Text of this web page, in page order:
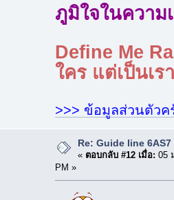
ภูมิใจในความ
Define Me
ใคร แต่เป็นเ
>>> ข้อมูลส่วนตัวค
Re: Guide line
« ตอบกลับ #12 เมื่อ: 05
PM »